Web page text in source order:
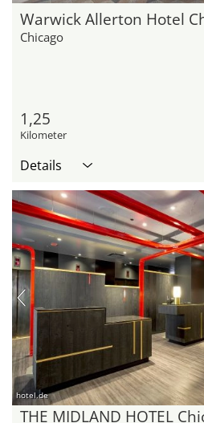
Warwick Allerton Hotel
Chicago
1,25
Kilometer
Details
hotel.de
THE MIDLAND HOTEL